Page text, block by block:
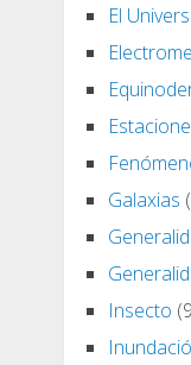
El
Galaxias
Insecto